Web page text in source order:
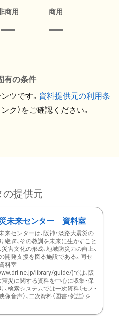
商用 商用
有の条件
ツです。 資料提供元の利用条
ク）をご確認ください。
の提供元
未来センター 資料室
来センターは、阪神・淡路大震災の
継ぎ、その教訓を未来に生かすこと
災害文化の形成、地域防災力の向上、
開発支援を図る施設である。同セ
料室
library/guide/)では、阪
震災に関する資料を中心に収集・保
、検索システムでは一次資料（モノ・
像音声）、二次資料（図書・雑誌）を